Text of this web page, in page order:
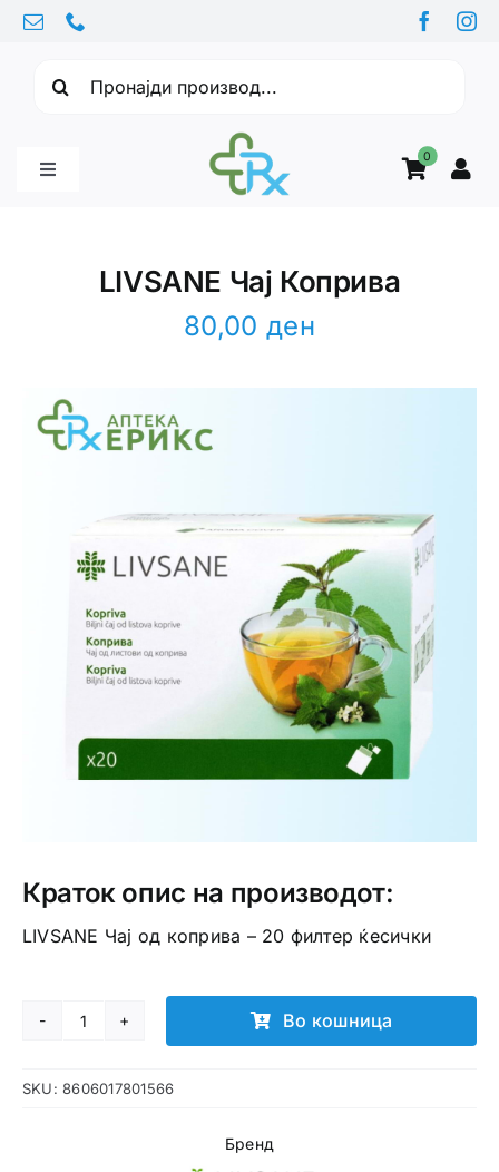
Skip
content
0
Toggle
Интимно здравје
Лична хигиена
Медицински апрати
Нега на кожа
LIVSANE Чај Коприва
80,00ден
Краток опис на производот:
LIVSANE Чај од коприва – 20 филтер ќесички
LIVSANE
Коприва
Во кошница
SKU:8606017801566
Бренд